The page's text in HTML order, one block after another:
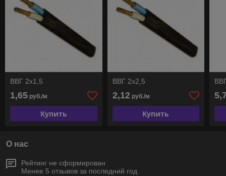
ВВГ 2х1,5
1,65 руб./м
Купить
ВВГ 2х2,5
2,12руб./м
Купить
О нас
Рейтинг не сформирован
Менее 5 отзывов за последний год